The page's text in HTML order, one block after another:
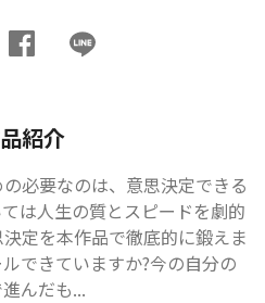
紹介
必要なのは、意思決定できる
は人生の質とスピードを劇的
定を本作品で徹底的に鍛えま
できていますか?今の自分の
んだも...